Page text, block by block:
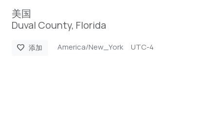
美国
Duval County, Florida
favorite 添加 America/New_York UTC-4